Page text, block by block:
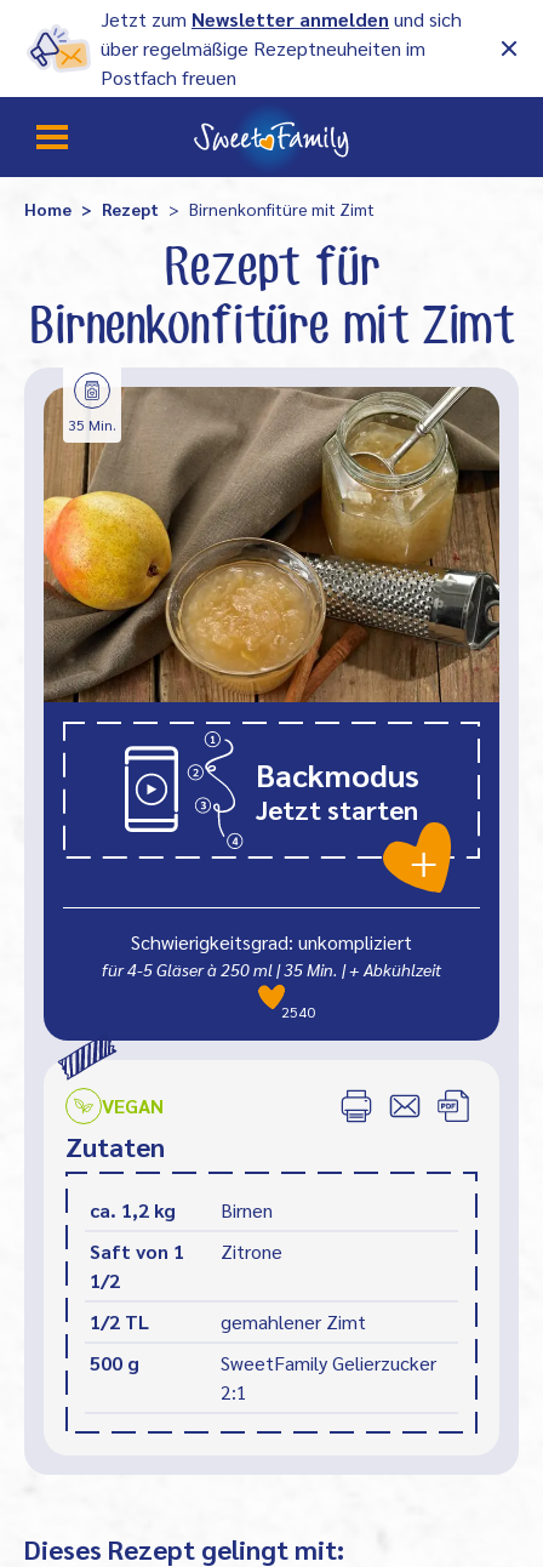
Jetzt zum Newsletter anmelden und sich
über regelmäßige Rezeptneuheiten im
Postfach freuen
Home Rezept Birnenkonfitüre mit Zimt
Rezept für
Birnenkonfitüre mit Zimt
Backmodus
Jetzt starten
35 Min.
Schwierigkeitsgrad: unkompliziert
für 4-5 Gläser à 250 ml |35 Min. | + Abkühlzeit
2540
VEGAN
Zutaten
ca. 1,2 kg
Birnen
Saft von 1
1/2
Zitrone
1/2 TL
gemahlener Zimt
500 g
SweetFamily Gelierzucker
2:1
Dieses Rezept gelingt mit: